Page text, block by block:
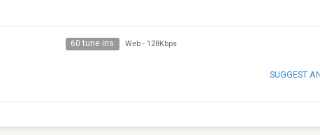
60 tune ins Web - 128Kbps
SUGGEST